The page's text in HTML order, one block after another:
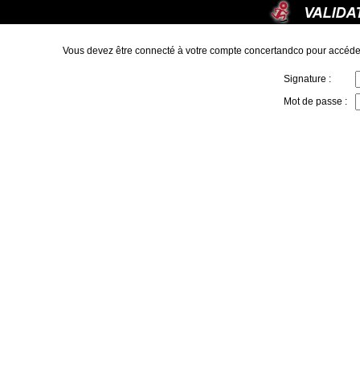
Vous devez être connecté à votre compte concertandco pour
Signature :
Mot de passe :